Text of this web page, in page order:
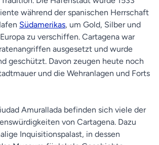
während der spanischen Herrschaft
Südamerikas, um Gold, Silber und
zu verschiffen. Cartagena war
ausgesetzt und wurde
geschützt. Davon zeugen heute noch
und die Wehranlagen und Forts
Amurallada befinden sich viele der
von Cartagena. Dazu
Inquisitionspalast, in dessen